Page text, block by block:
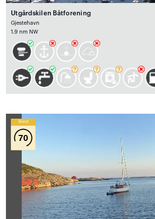
Utgårdskilen Båtforening
Gjestehavn
1.9 nm NW
Wind
70